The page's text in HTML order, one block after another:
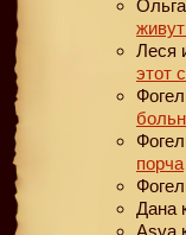
Ольга
Леся
этот
порча
Дана
Asya